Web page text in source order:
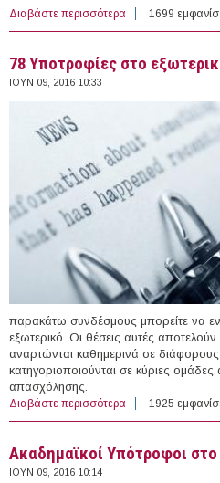
Διαβάστε περισσότερα για Ωρομίσθιοι
Συνεργάτες στο
1699
78 Υποτροφίες στο
ΙΟΥΝ 09, 2016 10:33
παρακάτω συνδέσμους μπορείτε να
εξωτερικό. Οι θέσεις αυτές
αναρτώνται καθημερινά σε διάφορους
κατηγοριοποιούνται σε κύριες ομάδες
απασχόλησης.
Διαβάστε περισσότερα για 781925
Ακαδημαϊκοί Υπότροφοι
ΙΟΥΝ 09, 2016 10:14